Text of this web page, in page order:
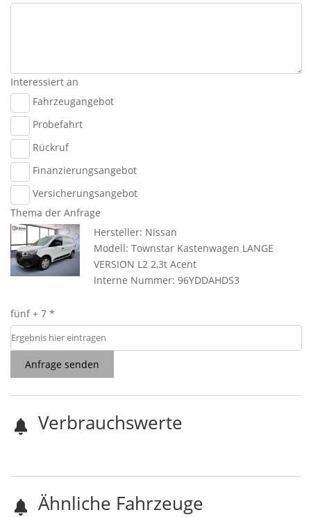
Interessiert an
Fahrzeugangebot
Probefahrt
Rückruf
Finanzierungsangebot
Versicherungsangebot
Thema der Anfrage
Hersteller: Nissan
Modell: Townstar Kastenwagen LANGE
VERSION L2 2,3t Acent
Interne Nummer: 96YDDAHDS3
fünf + 7 *
Anfrage senden
Verbrauchswerte
Ähnliche Fahrzeuge